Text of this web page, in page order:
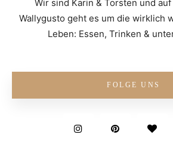
Wir sind Karin & Torsten und
Wallygusto geht es um die wirklich
Leben: Essen, Trinken &
FOLGE UNS